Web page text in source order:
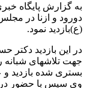
به گزارش پایگاه
دورود و ازنا در
(ع)بازدید نمود.
در این بازدید دکتر
جهت تلاشهای شبانه
بستری شده بازدید
وی سپس با حضور